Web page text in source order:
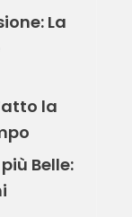
La
la
Belle: